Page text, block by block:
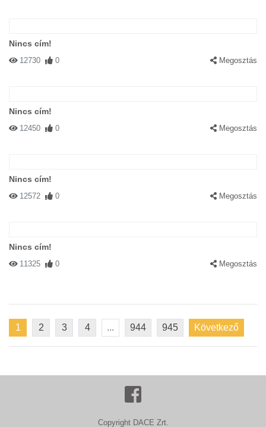
Nincs cím!
12730 0 Megosztás
Nincs cím!
12450 0 Megosztás
Nincs cím!
12572 0 Megosztás
Nincs cím!
11325 0 Megosztás
1 2 3 4 ... 944 945 Következő
Copyright DACE Zrt.